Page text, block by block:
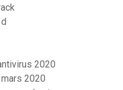
2020
2020